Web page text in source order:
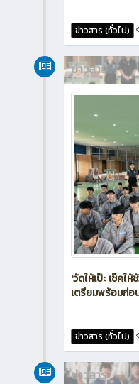
ข่าวสาร (ทั่วไป)
ข่าวสาร
'วัดให้เป๊ะ เช็คใ
เตรียมพร้อมก่อ
ข่าวสาร (ทั่วไป)
ข่าวสาร